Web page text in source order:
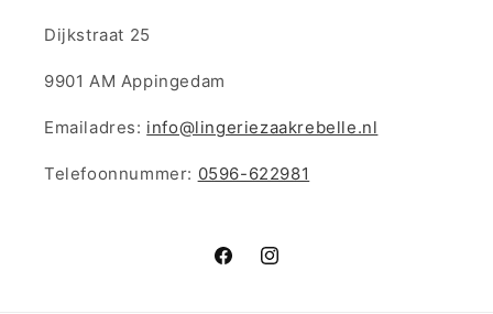
Dijkstraat 25
9901 AM Appingedam
Emailadres: info@lingeriezaakrebelle.nl
Telefoonnummer: 0596-622981
FacebookInstagram